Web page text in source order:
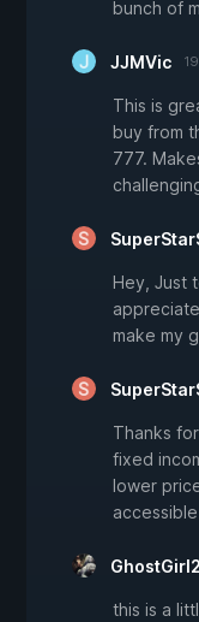
bunch of
JJMVic
This is
buy from
777.
Hey, Just
make my
Thanks
fixed
lower
this is a